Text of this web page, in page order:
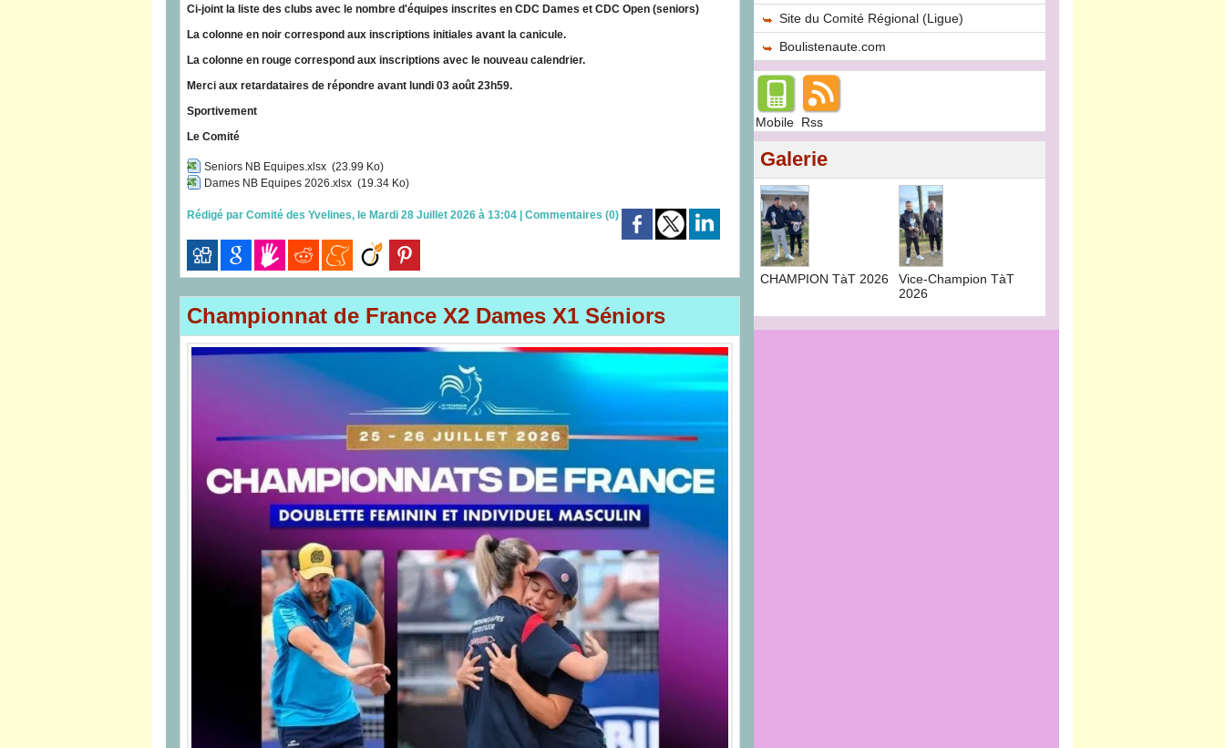
Ci-joint la liste des clubs avec le nombre d'équipes inscrites en CDC Dames et CDC Open (seniors)
La colonne en noir correspond aux inscriptions initiales avant la canicule.
La colonne en rouge correspond aux inscriptions avec le nouveau calendrier.
Merci aux retardataires de répondre avant lundi 03 août 23h59.
Sportivement
Le Comité
Seniors NB Equipes.xlsx (23.99 Ko)
Dames NB Equipes 2026.xlsx (19.34 Ko)
Rédigé par Comité des Yvelines, le Mardi 28 Juillet 2026 à 13:04 Commentaires (0)
Championnat de France X2 Dames X1 Séniors
Site du Comité Régional (Ligue)
Boulistenaute.com
Mobile Rss
Galerie
CHAMPION TàT 2026
Vice-Champion TàT
2026